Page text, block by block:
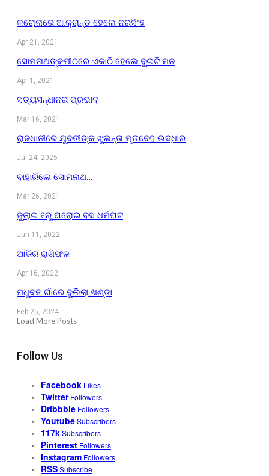
କରୋନାରେ ଆକ୍ରାନ୍ତ ହେଲେ ନରସିଂହ
Apr 21, 2021
ସୋମନାଥଙ୍କପୀଠରେ ଏକାଠି ହେଲେ ଦୁଇଟି ମନ
Apr 1, 2021
ସତ୍ୟସନ୍ଧାନର ପ୍ରଭାବ
Mar 16, 2021
ରାଜଧାନୀରେ ଯୁବତୀଙ୍କ ଝୁଲନ୍ତା ମୃତଦେହ ଉଦ୍ଧାର
Jul 24, 2025
ବାହାରିଲେ ସୋମନାଥ…
Mar 26, 2021
ଜୁଲାଇ ୧ରୁ ଘରୋଇ ବସ ଧର୍ମଘଟ
Jun 11, 2022
ଆଜିର ରାଶିଫଳ
Apr 16, 2022
ମଧୁବନ ଗାଁରେ ବୁଲିଲା ଖଣ୍ଡା
Feb 25, 2024
Load More Posts
Follow Us
Facebook Likes
Twitter Followers
Dribbble Followers
YoutubeSubscribers
117kSubscribers
Pinterest Followers
Instagram Followers
RSSSubscribe